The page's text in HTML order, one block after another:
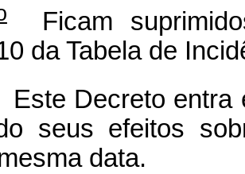
Ficam
da Tabela de
Decreto entra
seus efeitos
data.